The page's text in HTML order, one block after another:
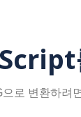
로 변환하려